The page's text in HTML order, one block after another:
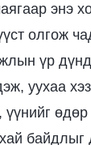
энэ
олгож
үр
уухаа
өдөр
байдлыг